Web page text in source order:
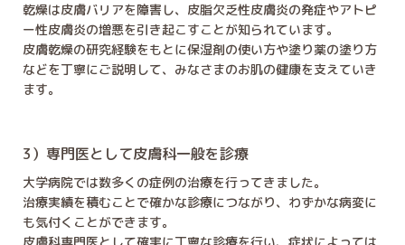
乾燥は皮膚バリアを障害し、皮脂欠乏性皮膚炎の発症やアトピ
ー性皮膚炎の増悪を引き起こすことが知られています。
皮膚乾燥の研究経験をもとに保湿剤の使い方や塗り薬の塗り方
などを丁寧にご説明して、みなさまのお肌の健康を支えていき
ます。
3）専門医として皮膚科一般を診療
大学病院では数多くの症例の治療を行ってきました。
治療実績を積むことで確かな診療につながり、わずかな病変に
も気付くことができます。